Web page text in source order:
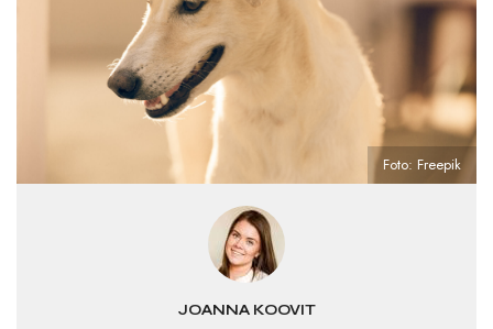
JOANNA KOOVIT
Foto: Freepik